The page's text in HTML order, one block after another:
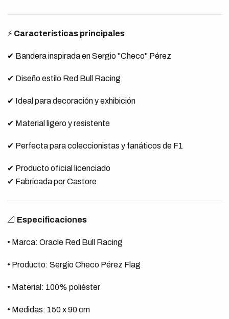
⚡ Características principales
✔ Bandera inspirada en Sergio "Checo" Pérez
✔ Diseño estilo Red Bull Racing
✔ Ideal para decoración y exhibición
✔ Material ligero y resistente
✔ Perfecta para coleccionistas y fanáticos de F1
✔ Producto oficial licenciado
✔ Fabricada por Castore
📐 Especificaciones
• Marca: Oracle Red Bull Racing
• Producto: Sergio Checo Pérez Flag
• Material: 100% poliéster
• Medidas: 150 x 90 cm